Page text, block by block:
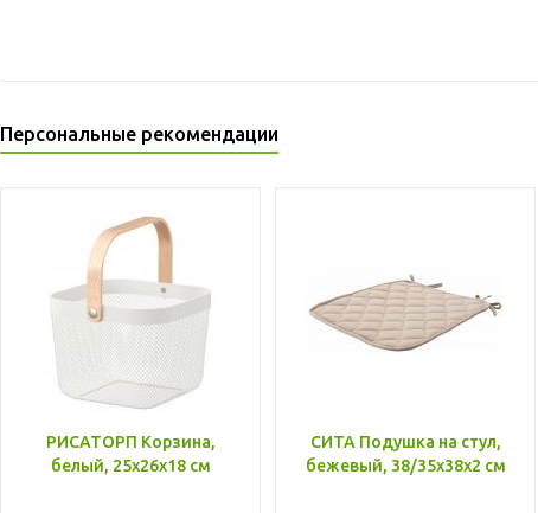
Персональные рекомендации
РИСАТОРП Корзина,
белый, 25x26x18 см
СИТА Подушка на стул,
бежевый, 38/35x38x2 см